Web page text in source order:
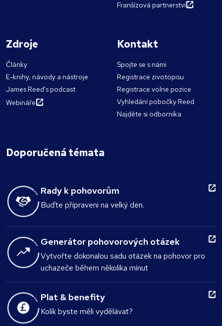
Franšízová partnerství
Zdroje
Články
E-knihy, návody a nástroje
James Reed's podcast
Webináře
Kontakt
Spojte se s námi
Registrace zivotopisu
Registrace volne pozice
Vyhledání pobočky Reed
Najděte si odborníka
Doporučená témata
Rady k pohovorům
Buďte připraveni na velký den.
Generátor pohovorových otázek
Vytvořte dokonalou sadu otázek na pohovor pro
uchazeče během několika minut
Plat & benefity
Kolik byste měli vydělávat?